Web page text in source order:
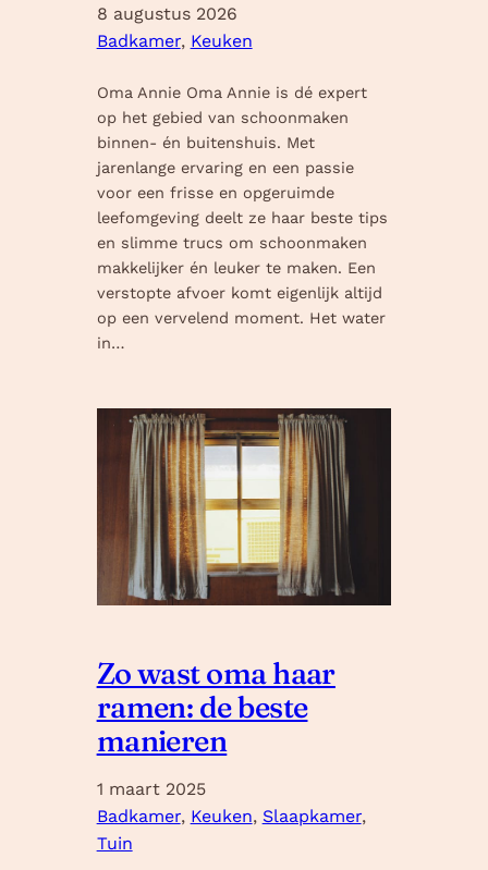
8 augustus 2026
Badkamer, Keuken
Oma Annie Oma Annie is dé expert
op het gebied van schoonmaken
binnen- én buitenshuis. Met
jarenlange ervaring en een passie
voor een frisse en opgeruimde
leefomgeving deelt ze haar beste tips
en slimme trucs om schoonmaken
makkelijker én leuker te maken. Een
verstopte afvoer komt eigenlijk altijd
op een vervelend moment. Het water
in…
Zo wast oma haar
ramen: de beste
manieren
1 maart 2025
Badkamer, Keuken, Slaapkamer
Tuin